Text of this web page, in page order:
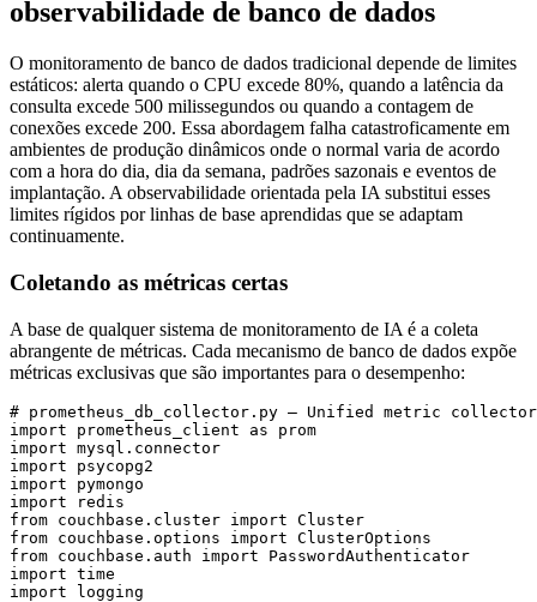
observabilidade de banco de dados
O monitoramento de banco de dados tradicional depende de limites
estáticos: alerta quando o CPU excede 80%, quando a latência da
consulta excede 500 milissegundos ou quando a contagem de
conexões excede 200. Essa abordagem falha catastroficamente em
ambientes de produção dinâmicos onde o normal varia de acordo
com a hora do dia, dia da semana, padrões sazonais e eventos de
implantação. A observabilidade orientada pela IA substitui esses
limites rígidos por linhas de base aprendidas que se adaptam
continuamente.
Coletando as métricas certas
A base de qualquer sistema de monitoramento de IA é a coleta
abrangente de métricas. Cada mecanismo de banco de dados expõe
métricas exclusivas que são importantes para o desempenho:
# prometheus_db_collector.py — Unified metric
import prometheus_client as prom
import mysql.connector
import psycopg2
import pymongo
import redis
from couchbase.cluster import Cluster
from couchbase.options import ClusterOptions
from couchbase.auth import PasswordAuthenticator
import time
import logging